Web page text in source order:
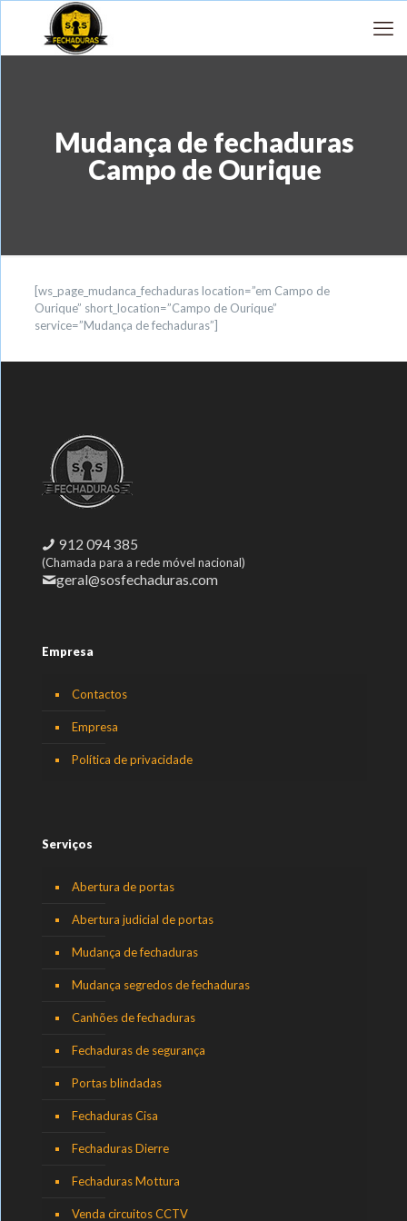
Mudança de fechaduras
Campo de Ourique
[ws_page_mudanca_fechaduras location=”em Campo de
Ourique” short_location=”Campo de Ourique”
service=”Mudança de fechaduras”]
912 094 385
(Chamada para a rede móvel nacional)
geral@sosfechaduras.com
Empresa
Contactos
Empresa
Política de privacidade
Serviços
Abertura de portas
Abertura judicial de portas
Mudança de fechaduras
Mudança segredos de fechaduras
Canhões de fechaduras
Fechaduras de segurança
Portas blindadas
Fechaduras Cisa
Fechaduras Dierre
Fechaduras Mottura
Venda circuitos CCTV